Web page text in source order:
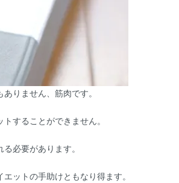
りません、筋肉です。
することができません。
必要があります。
ットの手助けともなり得ます。